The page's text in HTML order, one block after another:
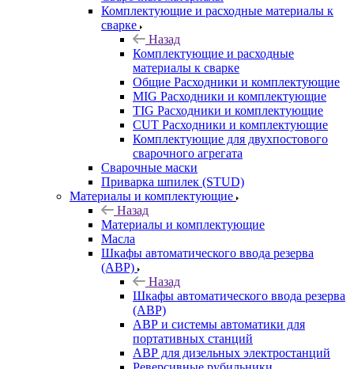
Комплектующие и расходные материалы к
сварке
Назад
Комплектующие и расходные
материалы к сварке
Общие Расходники и комплектующие
MIG Расходники и комплектующие
TIG Расходники и комплектующие
CUT Расходники и комплектующие
Комплектующие для двухпостового
сварочного агрегата
Сварочные маски
Приварка шпилек (STUD)
Материалы и комплектующие
Назад
Материалы и комплектующие
Масла
Шкафы автоматического ввода резерва
(АВР)
Назад
Шкафы автоматического ввода резерва
(АВР)
АВР и системы автоматики для
портативных станций
АВР для дизельных электростанций